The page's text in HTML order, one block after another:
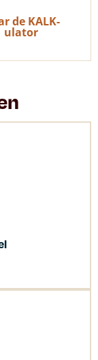
de KALK-
ulator